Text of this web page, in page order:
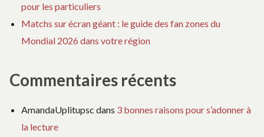
pour les particuliers
Matchs sur écran géant : le guide des fan zones du
Mondial 2026 dans votre région
Commentaires récents
AmandaUplitupsc dans 3 bonnes raisons pour s’adonner à
la lecture